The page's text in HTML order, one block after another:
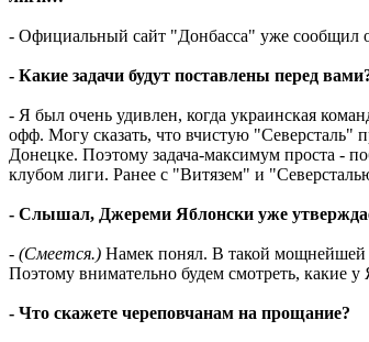
- Официальный сайт "Донбасса" уже сообщил
- Какие задачи будут поставлены перед
- Я был очень удивлен, когда украинская
офф. Могу сказать, что вчистую "Северсталь"
Донецке. Поэтому задача-максимум проста -
клубом лиги. Ранее с "Витязем" и
- Слышал, Джереми Яблонски уже
- (Cмеется.) Намек понял. В такой мощнейшей
Поэтому внимательно будем смотреть, какие
- Что скажете череповчанам на прощание?